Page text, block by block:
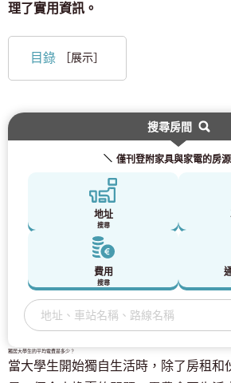
理了實用資訊。
目錄 ［展示］
搜尋房間
僅刊登附家具與家電的房源
地址
搜尋
費用
搜尋
獨居大學生的平均電費是多少？
當大學生開始獨自生活時，除了房租和